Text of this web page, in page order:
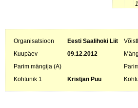
Organisatsioon Eesti Saalihoki Liit
Kuupäev
09.12.2012
Parim mängija (A)
Kohtunik 1
Kristjan Puu